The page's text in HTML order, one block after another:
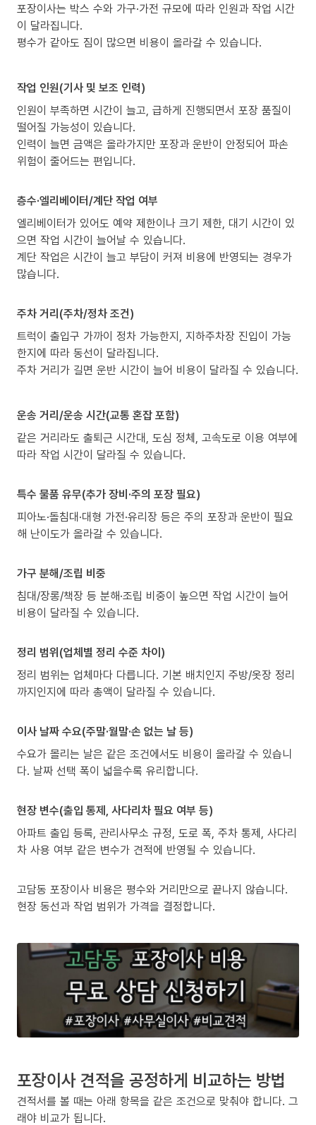
포장이사는 박스 수와 가구·가전 규모에 따라 인원과 작업 시간
이 달라집니다.
평수가 같아도 짐이 많으면 비용이 올라갈 수 있습니다.
작업 인원(기사 및 보조 인력)
인원이 부족하면 시간이 늘고, 급하게 진행되면서 포장 품질이
떨어질 가능성이 있습니다.
인력이 늘면 금액은 올라가지만 포장과 운반이 안정되어 파손
위험이 줄어드는 편입니다.
층수·엘리베이터/계단 작업 여부
엘리베이터가 있어도 예약 제한이나 크기 제한, 대기 시간이 있
으면 작업 시간이 늘어날 수 있습니다.
계단 작업은 시간이 늘고 부담이 커져 비용에 반영되는 경우가
많습니다.
주차 거리(주차/정차 조건)
트럭이 출입구 가까이 정차 가능한지, 지하주차장 진입이 가능
한지에 따라 동선이 달라집니다.
주차 거리가 길면 운반 시간이 늘어 비용이 달라질 수 있습니다.
운송 거리/운송 시간(교통 혼잡 포함)
같은 거리라도 출퇴근 시간대, 도심 정체, 고속도로 이용 여부에
따라 작업 시간이 달라질 수 있습니다.
특수 물품 유무(추가 장비·주의 포장 필요)
피아노·돌침대·대형 가전·유리장 등은 주의 포장과 운반이 필요
해 난이도가 올라갈 수 있습니다.
가구 분해/조립 비중
침대/장롱/책장 등 분해·조립 비중이 높으면 작업 시간이 늘어
비용이 달라질 수 있습니다.
정리 범위(업체별 정리 수준 차이)
정리 범위는 업체마다 다릅니다. 기본 배치인지 주방/옷장 정리
까지인지에 따라 총액이 달라질 수 있습니다.
이사 날짜 수요(주말·월말·손 없는 날 등)
수요가 몰리는 날은 같은 조건에서도 비용이 올라갈 수 있습니
다. 날짜 선택 폭이 넓을수록 유리합니다.
현장 변수(출입 통제, 사다리차 필요 여부 등)
아파트 출입 등록, 관리사무소 규정, 도로 폭, 주차 통제, 사다리
차 사용 여부 같은 변수가 견적에 반영될 수 있습니다.
고담동 포장이사 비용은 평수와 거리만으로 끝나지 않습니다.
현장 동선과 작업 범위가 가격을 결정합니다.
포장이사 견적을 공정하게 비교하는 방법
견적서를 볼 때는 아래 항목을 같은 조건으로 맞춰야 합니다. 그
래야 비교가 됩니다.